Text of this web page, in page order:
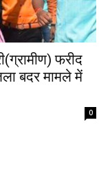
फरीद
बदर मामले में
0